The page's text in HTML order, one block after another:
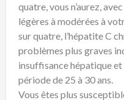
quatre, vous n’aurez,
légères à modérées à
sur quatre, l’hépatite C
problèmes plus graves
insuffisance hépatique
période de 25 à 30 ans.
Vous êtes plus